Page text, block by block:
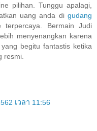
pilihan. Tunggu apalagi,
uang anda di gudang
Bermain Judi
menyenangkan karena
begitu fantastis ketika
resmi.
เวลา 11:56